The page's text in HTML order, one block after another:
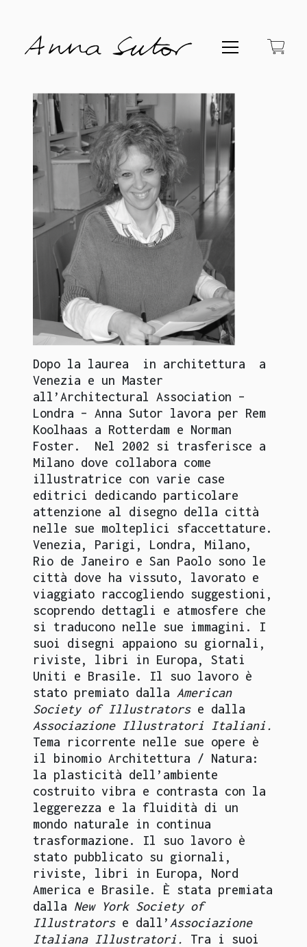
Dopo la laurea in architettura a
Venezia e un Master
all’Architectural Association –
Londra – Anna Sutor lavora per Rem
Koolhaas a Rotterdam e Norman
Foster. Nel 2002 si trasferisce a
Milano dove collabora come
illustratrice con varie case
editrici dedicando particolare
attenzione al disegno della città
nelle sue molteplici sfaccettature.
Venezia, Parigi, Londra, Milano,
Rio de Janeiro e San Paolo sono le
città dove ha vissuto, lavorato e
viaggiato raccogliendo suggestioni,
scoprendo dettagli e atmosfere che
si traducono nelle sue immagini. I
suoi disegni appaiono su giornali,
riviste, libri in Europa, Stati
Uniti e Brasile. Il suo lavoro è
stato premiato dalla American
Society of Illustratorse dalla
Associazione Illustratori Italiani.
Tema ricorrente nelle sue opere è
il binomio Architettura / Natura:
la plasticità dell’ambiente
costruito vibra e contrasta con la
leggerezza e la fluidità di un
mondo naturale in continua
trasformazione. Il suo lavoro è
stato pubblicato su giornali,
riviste, libri in Europa, Nord
America e Brasile. È stata premiata
dalla New York Society of
Illustratorse dall’ Associazione
Italiana Illustratori. Tra i suoi